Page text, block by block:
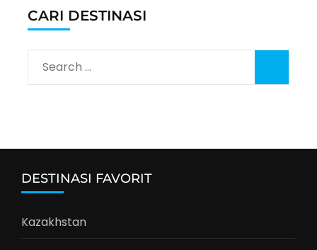
CARI DESTINASI
Search
for:
DESTINASI FAVORIT
Kazakhstan